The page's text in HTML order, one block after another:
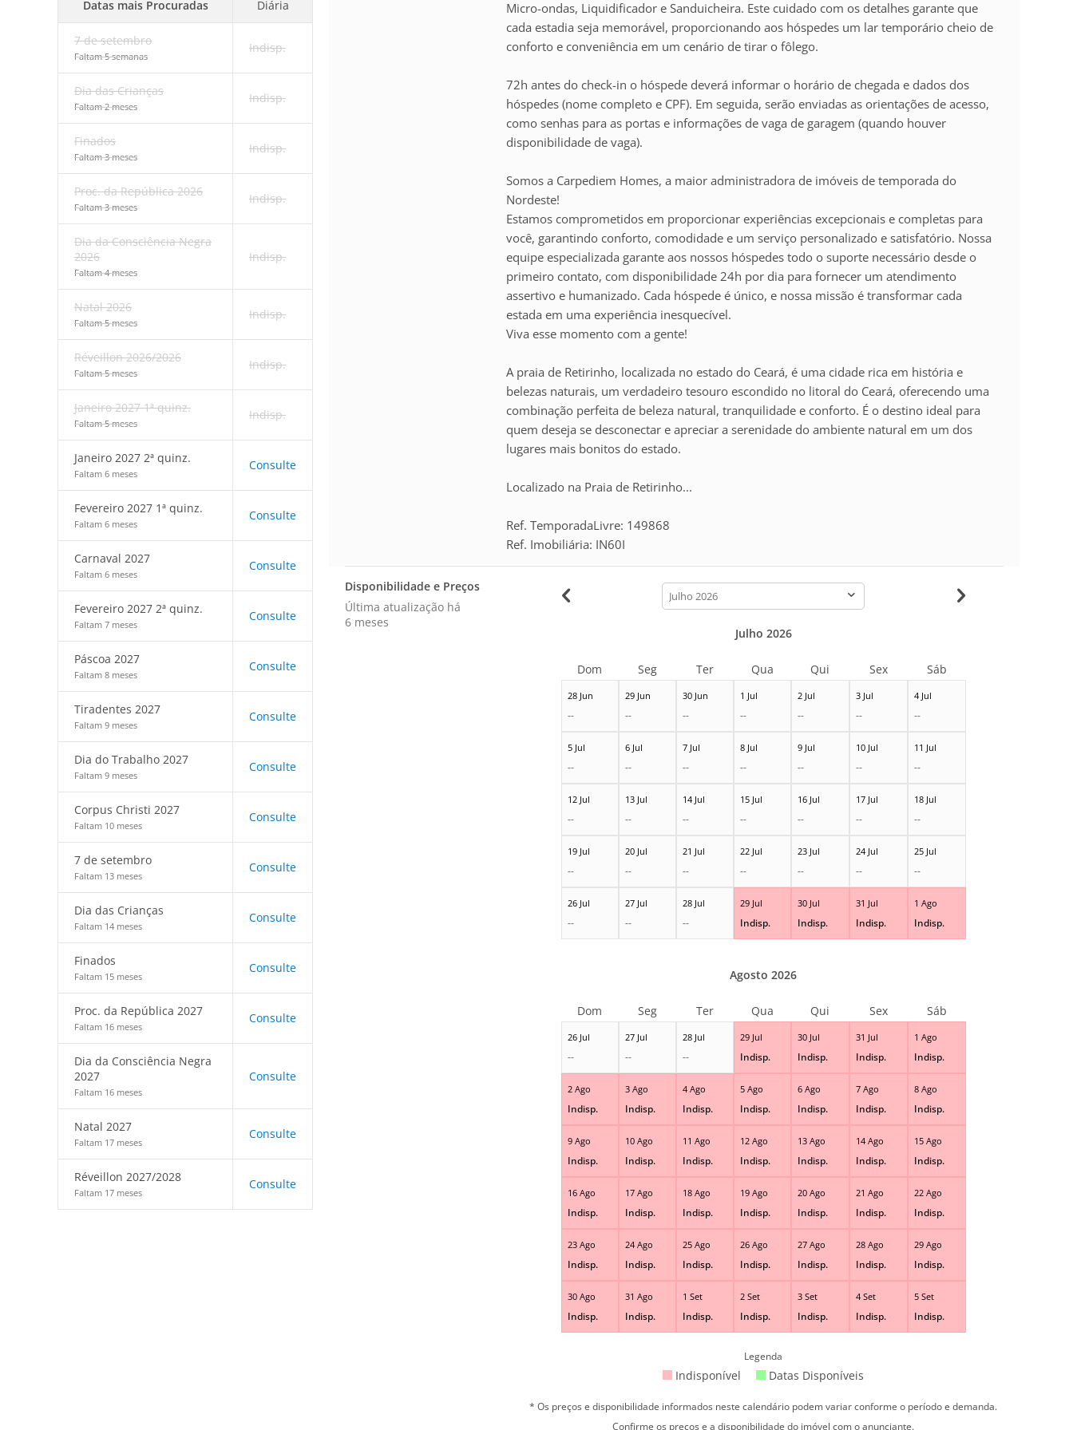
Datas mais Procuradas Diária
7 de setembro
Faltam 5 semanas
Indisp.
Dia das Crianças
Faltam 2 meses
Indisp.
Finados
Faltam 3 meses
Indisp.
Proc. da República 2026
Faltam 3 meses
Indisp.
Dia da Consciência Negra
2026
Faltam 4 meses
Indisp.
Natal 2026
Faltam 5 meses
Indisp.
Réveillon 2026/2026
Faltam 5 meses
Indisp.
Janeiro 2027 1ª quinz.
Faltam 5 meses
Indisp.
Janeiro 2027 2ª quinz.
Faltam 6 meses
Consulte
Fevereiro 2027 1ª quinz.
Faltam 6 meses
Consulte
Carnaval 2027
Faltam 6 meses
Consulte
Fevereiro 2027 2ª quinz.
Faltam 7 meses
Consulte
Páscoa 2027
Faltam 8 meses
Consulte
Tiradentes 2027
Faltam 9 meses
Consulte
Dia do Trabalho 2027
Faltam 9 meses
Consulte
Corpus Christi 2027
Faltam 10 meses
Consulte
7 de setembro
Faltam 13 meses
Consulte
Dia das Crianças
Faltam 14 meses
Consulte
Finados
Faltam 15 meses
Consulte
Proc. da República 2027
Faltam 16 meses
Consulte
Dia da Consciência Negra
2027
Faltam 16 meses
Consulte
Natal 2027
Faltam 17 meses
Consulte
Réveillon 2027/2028
Faltam 17 meses
Consulte
Micro-ondas, Liquidificador e Sanduicheira. Este cuidado com os detalhes garante que
cada estadia seja memorável, proporcionando aos hóspedes um lar temporário cheio de
conforto e conveniência em um cenário de tirar o fôlego.
72h antes do check-in o hóspede deverá informar o horário de chegada e dados dos
hóspedes (nome completo e CPF). Em seguida, serão enviadas as orientações de acesso,
como senhas para as portas e informações de vaga de garagem (quando houver
disponibilidade de vaga).
Somos a Carpediem Homes, a maior administradora de imóveis de temporada do
Nordeste!
Estamos comprometidos em proporcionar experiências excepcionais e completas para
você, garantindo conforto, comodidade e um serviço personalizado e satisfatório. Nossa
equipe especializada garante aos nossos hóspedes todo o suporte necessário desde o
primeiro contato, com disponibilidade 24h por dia para fornecer um atendimento
assertivo e humanizado. Cada hóspede é único, e nossa missão é transformar cada
estada em uma experiência inesquecível.
Viva esse momento com a gente!
A praia de Retirinho, localizada no estado do Ceará, é uma cidade rica em história e
belezas naturais, um verdadeiro tesouro escondido no litoral do Ceará, oferecendo uma
combinação perfeita de beleza natural, tranquilidade e conforto. É o destino ideal para
quem deseja se desconectar e apreciar a serenidade do ambiente natural em um dos
lugares mais bonitos do estado.
Localizado na Praia de Retirinho...
Ref. TemporadaLivre: 149868
Ref. Imobiliária: IN60I
Disponibilidade e Preços
Última atualização há
6 meses
calendar-
month
28 Jun
--
29 Jun
--
30 Jun
--
1 Jul
--
2 Jul
--
3 Jul
--
4 Jul
--
5 Jul
--
6 Jul
--
7 Jul
--
8 Jul
--
9 Jul
--
10 Jul
--
11 Jul
--
12 Jul
--
13 Jul
--
14 Jul
--
15 Jul
--
16 Jul
--
17 Jul
--
18 Jul
--
19 Jul
--
20 Jul
--
21 Jul
--
22 Jul
--
23 Jul
--
24 Jul
--
25 Jul
--
26 Jul
--
27 Jul
--
28 Jul
--
29 Jul
Indisp.
30 Jul
Indisp.
31 Jul
Indisp.
1 Ago
Indisp.
Julho 2026
Dom Seg Ter Qua Qui Sex Sáb
26 Jul
--
27 Jul
--
28 Jul
--
29 Jul
Indisp.
30 Jul
Indisp.
31 Jul
Indisp.
1 Ago
Indisp.
2 Ago
Indisp.
3 Ago
Indisp.
4 Ago
Indisp.
5 Ago
Indisp.
6 Ago
Indisp.
7 Ago
Indisp.
8 Ago
Indisp.
9 Ago
Indisp.
10 Ago
Indisp.
11 Ago
Indisp.
12 Ago
Indisp.
13 Ago
Indisp.
14 Ago
Indisp.
15 Ago
Indisp.
16 Ago
Indisp.
17 Ago
Indisp.
18 Ago
Indisp.
19 Ago
Indisp.
20 Ago
Indisp.
21 Ago
Indisp.
22 Ago
Indisp.
23 Ago
Indisp.
24 Ago
Indisp.
25 Ago
Indisp.
26 Ago
Indisp.
27 Ago
Indisp.
28 Ago
Indisp.
29 Ago
Indisp.
30 Ago
Indisp.
31 Ago
Indisp.
1 Set
Indisp.
2 Set
Indisp.
3 Set
Indisp.
4 Set
Indisp.
5 Set
Indisp.
Agosto 2026
Dom Seg Ter Qua Qui Sex Sáb
Legenda
Indisponível Datas Disponíveis
* Os preços e disponibilidade informados neste calendário podem variar conforme o período e demanda.
Confirme os preços e a disponibilidade do imóvel com o anunciante.